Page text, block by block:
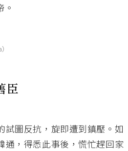
臣
試圖反抗，旋即遭到鎮壓。如
通，得悉此事後，慌忙趕回家